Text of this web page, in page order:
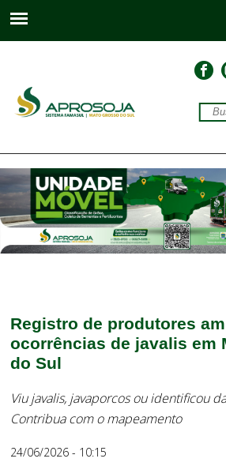
Registro de produtores
ocorrências de javalis em
do Sul
Viu javalis, javaporcos ou identificou
Contribua com o mapeamento
24/06/2026 - 10:15